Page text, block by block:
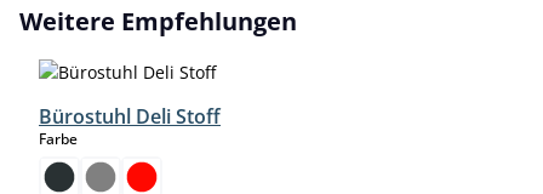
Produktgalerie überspringen
Weitere Empfehlungen
Bürostuhl Deli Stoff
Farbeauswählen